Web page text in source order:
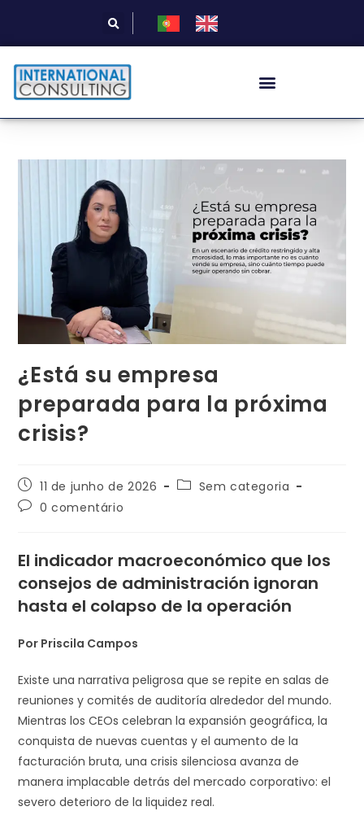
¿Está su empresa
preparada para la próxima
crisis?
11 de junho de 2026
Sem categoria
0 comentário
El indicador macroeconómico que los
consejos de administración ignoran
hasta el colapso de la operación
Por Priscila Campos
Existe una narrativa peligrosa que se repite en salas de
reuniones y comités de auditoría alrededor del mundo.
Mientras los CEOs celebran la expansión geográfica, la
conquista de nuevas cuentas y el aumento de la
facturación bruta, una crisis silenciosa avanza de
manera implacable detrás del mercado corporativo: el
severo deterioro de la liquidez real.